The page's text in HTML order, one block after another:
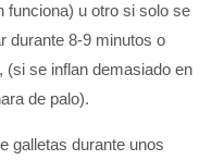
funciona) u otro si solo se
durante 8-9 minutos o
(si se inflan demasiado en
de palo).
galletas durante unos